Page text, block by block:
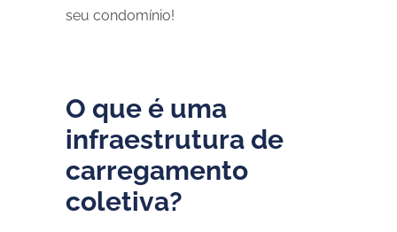
seu condomínio!
O que é uma
infraestrutura de
carregamento
coletiva?